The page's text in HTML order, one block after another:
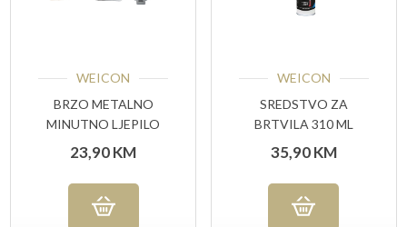
WEICON
BRZO METALNO
MINUTNO LJEPILO
SET 24 ML
23,90KM
WEICON
SREDSTVO ZA
BRTVILA 310 ML
CRNE BOJE
35,90KM